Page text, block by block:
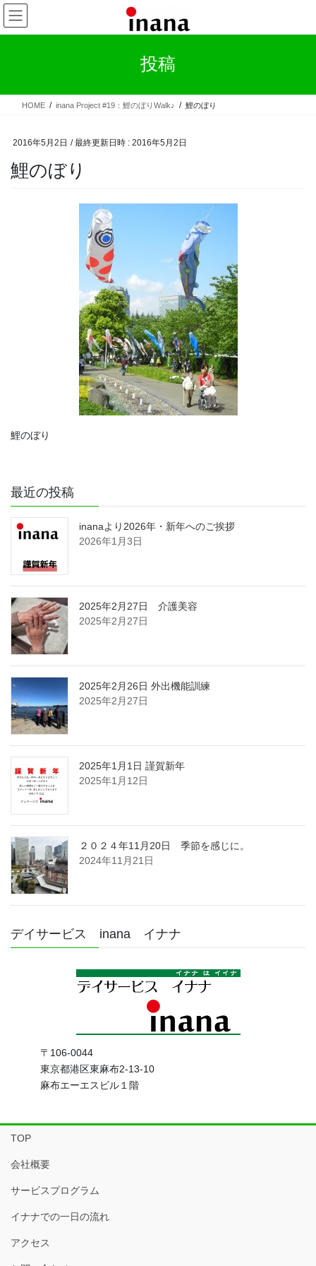
コ
ン
テ
ス
ナ
ビ
ゲ
ン
投稿
HOME inana Project #19：鯉のぼりWalk♪ 鯉のぼり
2016年5月2日 / 最終更新日時 : 2016年5月2日
鯉のぼり
鯉のぼり
最近の投稿
inanaより2026年・新年へのご挨拶
2026年1月3日
2025年2月27日 介護美容
2025年2月27日
2025年2月26日 外出機能訓練
2025年2月27日
2025年1月1日 謹賀新年
2025年1月12日
２０２４年11月20日 季節を感じに。
2024年11月21日
デイサービス inana イナナ
〒106-0044
東京都港区東麻布2-13-10
麻布エーエスビル１階
TOP
会社概要
サービスプログラム
イナナでの一日の流れ
アクセス